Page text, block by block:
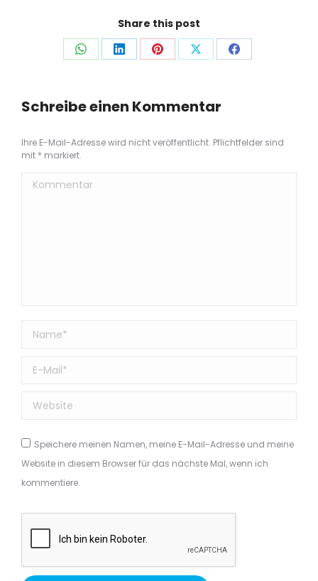
Share this post
Auf
teilen
Auf
teilen
Auf
teilen
Auf
teilen
Auf
Schreibe einen Kommentar
Ihre E-Mail-Adresse wird nicht veröffentlicht. Pflichtfelder sind
mit * markiert.
Kommentar
Name *
E-Mail *
Website
Speichere meinen Namen, meine E-Mail-Adresse und meine
Website in diesem Browser für das nächste Mal, wenn ich
kommentiere.